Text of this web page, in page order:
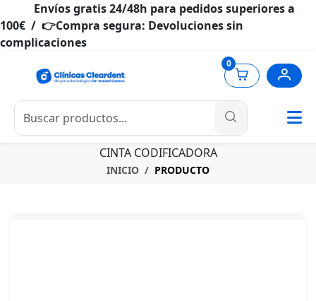
Envíos gratis 24/48h para pedidos superiores a
100€ / 👉Compra segura: Devoluciones sin
complicaciones
0
CINTA CODIFICADORA
INICIO PRODUCTO